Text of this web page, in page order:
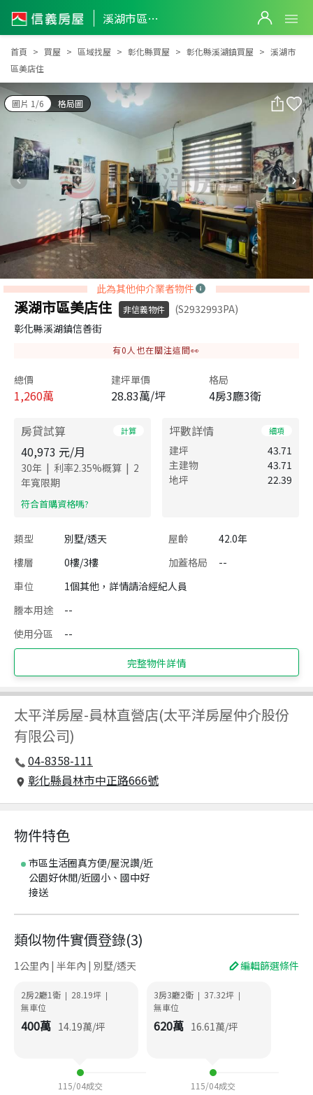
溪湖市區美店住
溪湖市區美店住
首頁 買屋 區域找屋 彰化縣買屋 彰化縣溪湖鎮買屋
溪湖市
區美店住
圖片 1/6 格局圖
此為其他仲介業者物件
溪湖市區美店住 非信義物件
(S2932993PA)
彰化縣溪湖鎮信善街
有0 人也在關注這間👀
總價
1,260萬
建坪單價
28.83萬/坪
格局
4房3廳3衛
房貸試算 計算
40,973 元/月
30年 | 利率2.35%概算 | 2
年寬限期
​符合首購資格嗎?
坪數詳情 細項
建坪
43.71
主建物
43.71
地坪
22.39
類型 別墅/透天 屋齡
42.0年
樓層
0樓/3樓 加蓋格局
--
車位
1個其他，詳情請洽經紀人員
謄本用途
--
使用分區
--
完整物件詳情
太平洋房屋-員林直營店(太平洋房屋仲介股份
有限公司)
04-8358-111
彰化縣員林市中正路666號
物件特色
市區生活圈真方便/屋況讚/近
公園好休閒/近國小、國中好
接送
類似物件實價登錄(3)
1公里內 | 半年內 | 別墅/透天 編輯篩選條件
2房2廳1衛 | 28.19坪 |
無車位
400萬 14.19萬/坪
115/04成交
3房3廳2衛 | 37.32坪 |
無車位
620萬 16.61萬/坪
115/04成交